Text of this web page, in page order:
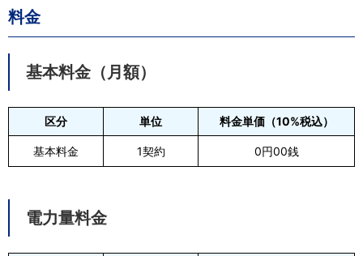
料金
基本料金（月額）
区分 単位 料金単価（10%税込）
基本料金 1契約 0円00銭
電力量料金